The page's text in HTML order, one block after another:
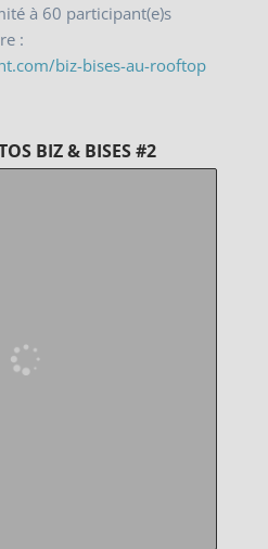
à 60 participant(e)s
:
biz-bises-au-rooftop
BIZ & BISES #2